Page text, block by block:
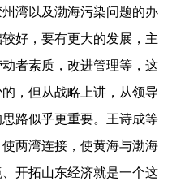
湾以及渤海污染问题的办
好，要有更大的发展，主
者素质，改进管理等，这
，但从战略上讲，从领导
路似乎更重要。王诗成等
两湾连接，使黄海与渤海
开拓山东经济就是一个这